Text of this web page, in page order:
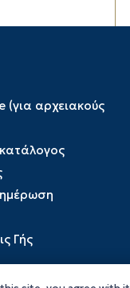
(για αρχειακούς
Γής